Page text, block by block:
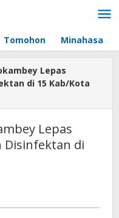
Tomohon Minahasa
Lepas
di 15 Kab/Kota
Lepas
Disinfektan di